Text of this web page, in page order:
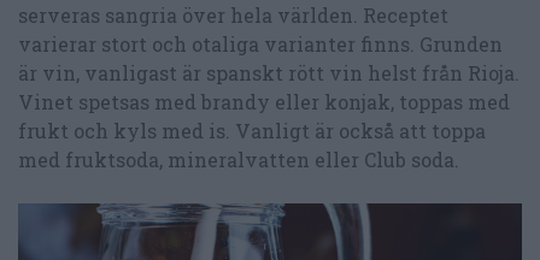
serveras sangria över hela världen. Receptet
varierar stort och otaliga varianter finns. Grunden
är vin, vanligast är spanskt rött vin helst från Rioja.
Vinet spetsas med brandy eller konjak, toppas med
frukt och kyls med is. Vanligt är också att toppa
med fruktsoda, mineralvatten eller Club soda.